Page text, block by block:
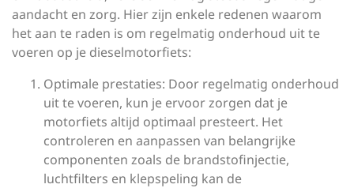
aandacht en zorg. Hier zijn enkele redenen waarom
het aan te raden is om regelmatig onderhoud uit te
voeren op je dieselmotorfiets:
Optimale prestaties: Door regelmatig onderhoud
uit te voeren, kun je ervoor zorgen dat je
motorfiets altijd optimaal presteert. Het
controleren en aanpassen van belangrijke
componenten zoals de brandstofinjectie,
luchtfilters en klepspeling kan de